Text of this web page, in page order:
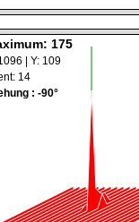
175
| Y: 109
14
: -90°